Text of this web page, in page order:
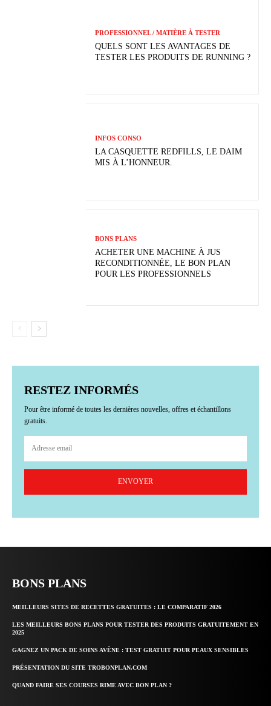
PROFESSIONNEL / MATIÈRE À TESTER
QUELS SONT LES AVANTAGES DE
TESTER LES PRODUITS DE RUNNING ?
INFOS CONSO
LA CASQUETTE REDFILLS, LE DAIM
MIS À L’HONNEUR.
BONS PLANS
ACHETER UNE MACHINE À JUS
RECONDITIONNÉE, LE BON PLAN
POUR LES PROFESSIONNELS
RESTEZ INFORMÉS
Pour être informé de toutes les dernières nouvelles, offres et échantillons
gratuits.
ENVOYER
BONS PLANS
MEILLEURS SITES DE RECETTES GRATUITES : LE COMPARATIF 2026
LES MEILLEURS BONS PLANS POUR TESTER DES PRODUITS GRATUITEMENT EN
2025
GAGNEZ UN PACK DE SOINS AVÈNE : TEST GRATUIT POUR PEAUX SENSIBLES
PRÉSENTATION DU SITE TROBONPLAN.COM
QUAND FAIRE SES COURSES RIME AVEC BON PLAN ?